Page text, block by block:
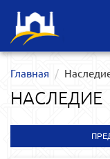
Главная
НАСЛЕДИЕ